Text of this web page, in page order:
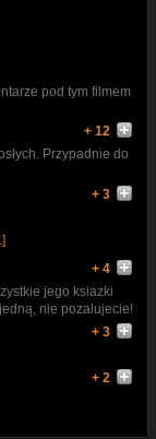
pod tym filmem
+ 12
Przypadnie do
+ 3
+ 4
jego ksiazki
nie pozalujecie!
+ 3
+ 2